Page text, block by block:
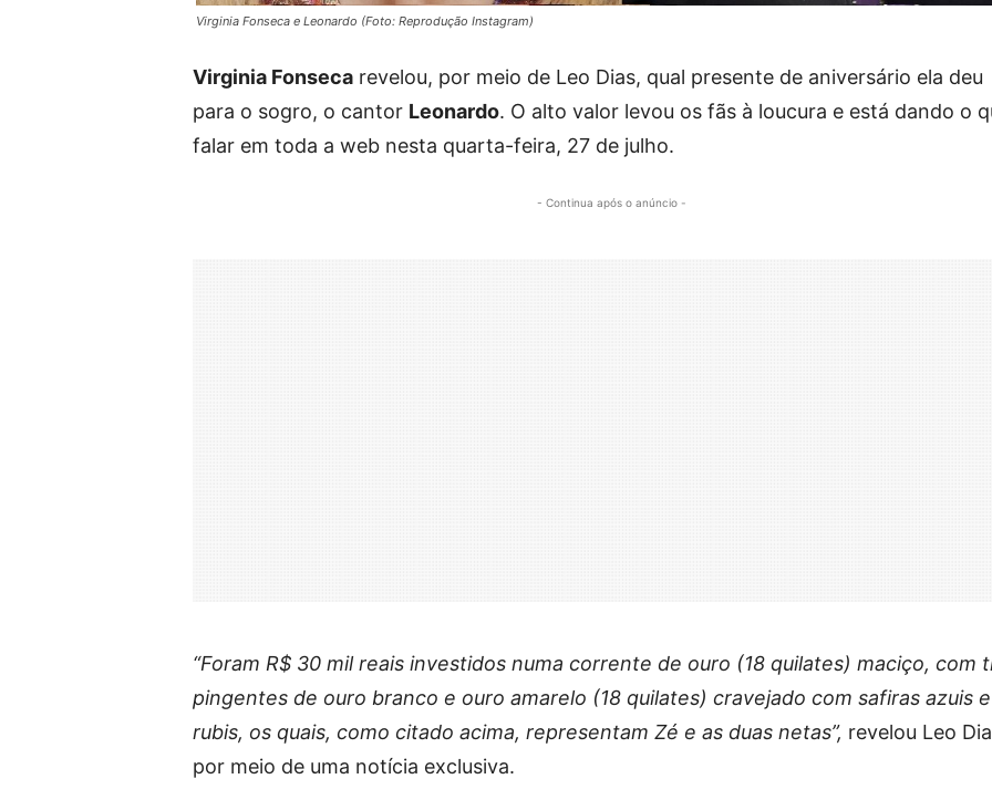
Virginia Fonseca e Leonardo (Foto: Reprodução Instagram)
Virginia Fonseca revelou, por meio de Leo Dias, qual presente de aniversário ela deu
para o sogro, o cantor Leonardo. O alto valor levou os fãs à loucura e está dando o
falar em toda a web nesta quarta-feira, 27 de julho.
- Continua após o anúncio -
“Foram R$ 30 mil reais investidos numa corrente de ouro (18 quilates) maciço, com
pingentes de ouro branco e ouro amarelo (18 quilates) cravejado com safiras azuis e
rubis, os quais, como citado acima, representam Zé e as duas netas”, revelou Leo
por meio de uma notícia exclusiva.